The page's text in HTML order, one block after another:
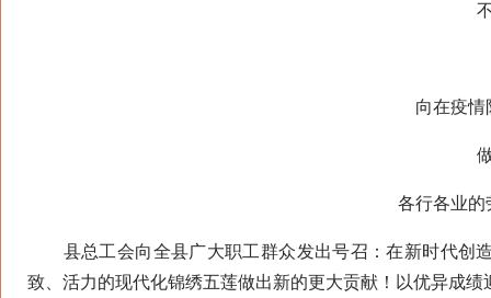
不
向在疫情
做
各行各业的
县总工会向全县广大职工群众发出号召：在新时代创
致、活力的现代化锦绣五莲做出新的更大贡献！以优异成